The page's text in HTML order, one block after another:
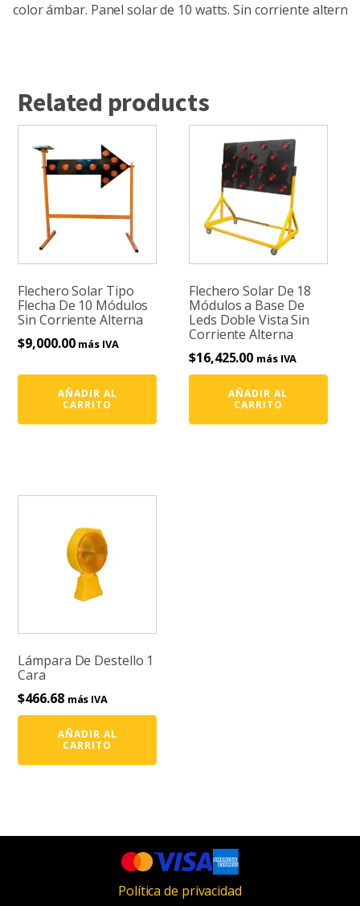
color ámbar. Panel solar de 10 watts. Sin corriente alterna.
Related products
Flechero Solar Tipo
Flecha De 10 Módulos
Sin Corriente Alterna
$9,000.00 más IVA
AÑADIR AL
CARRITO
Flechero Solar De 18
Módulos a Base De
Leds Doble Vista Sin
Corriente Alterna
$16,425.00 más IVA
AÑADIR AL
CARRITO
Lámpara De Destello 1
Cara
$466.68 más IVA
AÑADIR AL
CARRITO
Política de privacidad